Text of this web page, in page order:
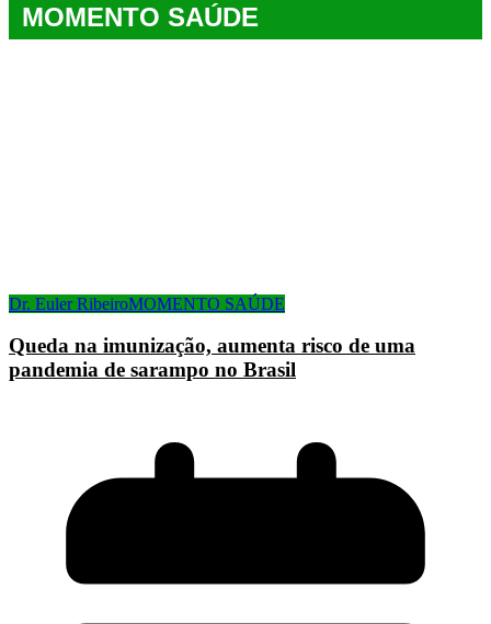
MOMENTO SAÚDE
Dr. Euler RibeiroMOMENTO SAÚDE
Queda na imunização, aumenta risco de uma
pandemia de sarampo no Brasil